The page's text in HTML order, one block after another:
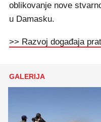
oblikovanje nove
u Damasku.
>> Razvoj događaja
GALERIJA